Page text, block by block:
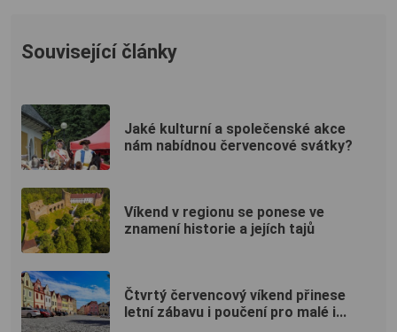
Související články
Jaké kulturní a společenské akce
nám nabídnou červencové svátky?
Víkend v regionu se ponese ve
znamení historie a jejích tajů
Čtvrtý červencový víkend přinese
letní zábavu i poučení pro malé i...